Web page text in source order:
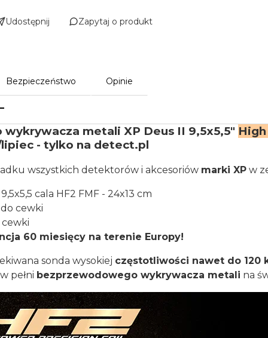
Udostępnij Zapytaj o produkt
Bezpieczeństwo Opinie
wykrywacza metali XP Deus II 9,5x5,5"
- tylko na detect.pl
wszystkich detektorów i akcesoriów marki XP w
cala HF2 FMF - 24x13 cm
cewki
cewki
60 miesięcy na terenie Europy!
sonda wysokiej częstotliwości nawet do 120
pełni bezprzewodowego wykrywacza metali na